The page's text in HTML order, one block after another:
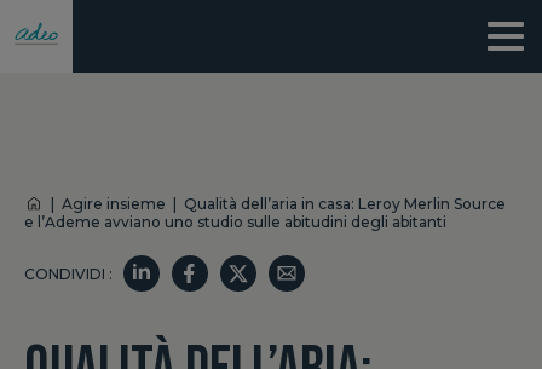
Agire insieme
Qualità dell’aria in casa: Leroy Merlin Source
e l’Ademe avviano uno studio sulle abitudini degli abitanti
CONDIVIDI :